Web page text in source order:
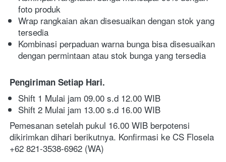
foto produk
Wrap rangkaian akan disesuaikan dengan stok yang
tersedia
Kombinasi perpaduan warna bunga bisa disesuaikan
dengan permintaan atau stok bunga yang tersedia
Pengiriman Setiap Hari.
Shift 1 Mulai jam 09.00 s.d 12.00 WIB
Shift 2 Mulai jam 13.00 s.d 16.00 WIB
Pemesanan setelah pukul 16.00 WIB berpotensi
dikirimkan dihari berikutnya. Konfirmasi ke CS Flosela
+62 821-3538-6962 (WA)